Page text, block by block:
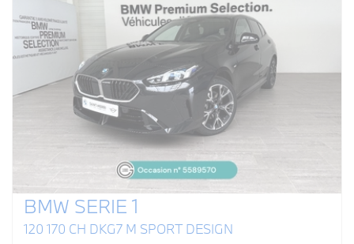
BMW SERIE 1
120 170 CH DKG7 M SPORT DESIGN